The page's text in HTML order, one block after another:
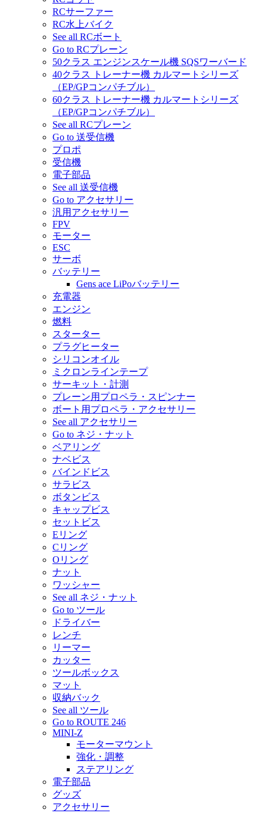
RCサーファー
RC水上バイク
See all RCボート
Go to RCプレーン
50クラス エンジンスケール機 SQSワーバード
40クラス トレーナー機 カルマートシリーズ
（EP/GPコンパチブル）
60クラス トレーナー機 カルマートシリーズ
（EP/GPコンパチブル）
See all RCプレーン
Go to 送受信機
プロポ
受信機
電子部品
See all 送受信機
Go to アクセサリー
汎用アクセサリー
FPV
モーター
ESC
サーボ
バッテリー
Gens ace LiPoバッテリー
充電器
エンジン
燃料
スターター
プラグヒーター
シリコンオイル
ミクロンラインテープ
サーキット・計測
プレーン用プロペラ・スピンナー
ボート用プロペラ・アクセサリー
See all アクセサリー
Go to ネジ・ナット
ベアリング
ナベビス
バインドビス
サラビス
ボタンビス
キャップビス
セットビス
Eリング
Cリング
Oリング
ナット
ワッシャー
See all ネジ・ナット
Go to ツール
ドライバー
レンチ
リーマー
カッター
ツールボックス
マット
収納バック
See all ツール
Go to ROUTE 246
MINI-Z
モーターマウント
強化・調整
ステアリング
電子部品
グッズ
アクセサリー